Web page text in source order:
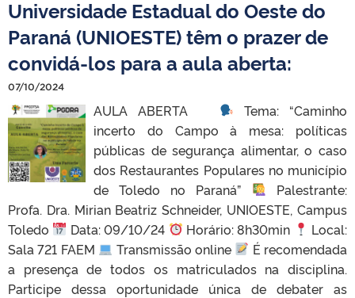
Universidade Estadual do Oeste do
Paraná (UNIOESTE) têm o prazer de
convidá-los para a aula aberta:
07/10/2024
AULA ABERTA
Tema: “Caminho
incerto do Campo à mesa: políticas
públicas de segurança alimentar, o caso
dos Restaurantes Populares no município
de Toledo no Paraná”
Palestrante:
Profa. Dra. Mirian Beatriz Schneider, UNIOESTE, Campus
Toledo
Data: 09/10/24 Horário: 8h30min
Local:
Sala 721 FAEM
Transmissão online
É recomendada
a presença de todos os matriculados na disciplina.
Participe dessa oportunidade única de debater as